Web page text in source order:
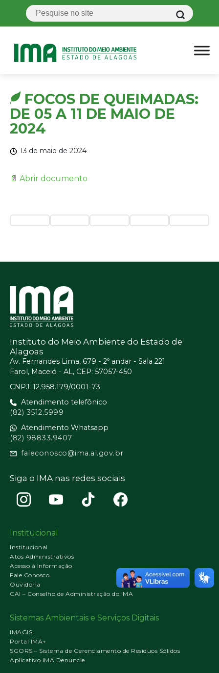
FOCOS DE QUEIMADAS:
DE 05 A 11 DE MAIO DE
2024
13 de maio de 2024
📄 Abrir documento
Instituto do Meio Ambiente do Estado de
Alagoas
Av. Fernandes Lima, 679 - 2º andar - Sala 221
Farol, Maceió - AL, CEP: 57057-450
CNPJ: 12.958.179/0001-73
Atendimento telefônico
(82) 3512.5999
Atendimento Whatsapp
(82) 98833.9407
faleconosco@ima.al.gov.br
Siga o IMA nas redes sociais
Institucional
Institucional
Atos Administrativos
Acesso à Informação
Fale Conosco
Ouvidoria
CAI – Conselho de Administração do IMA
Sistemas Ambientais e Serviços Digitais
IMAGIS
Portal IMA+
SGORS – Sistema de Gerenciamento de Resíduos Sólidos
Aplicativo IMA Denuncie